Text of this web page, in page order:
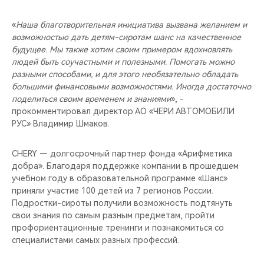
«Наша благотворительная инициатива вызвана желанием и
возможностью дать детям-сиротам шанс на качественное
будущее. Мы также хотим своим примером вдохновлять
людей быть соучастными и полезными. Помогать можно
разными способами, и для этого необязательно обладать
большими финансовыми возможностями. Иногда достаточно
поделиться своим временем и знаниями», -
прокомментировал директор АО «ЧЕРИ АВТОМОБИЛИ
РУС» Владимир Шмаков.
CHERY — долгосрочный партнер фонда «Арифметика
добра». Благодаря поддержке компании в прошедшем
учебном году в образовательной программе «Шанс»
приняли участие 100 детей из 7 регионов России.
Подростки-сироты получили возможность подтянуть
свои знания по самым разным предметам, пройти
профориентационные тренинги и познакомиться со
специалистами самых разных профессий.